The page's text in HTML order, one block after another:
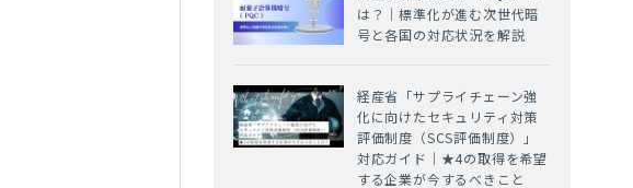
は？｜標準化が進む次世代暗
号と各国の対応状況を解説
経産省「サプライチェーン強
化に向けたセキュリティ対策
評価制度（SCS評価制度）」
対応ガイド｜★4の取得を希望
する企業が今するべきこと